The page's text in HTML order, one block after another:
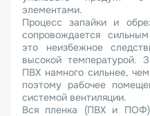
элементами.
Процесс запайки и
сопровождается
это неизбежное
высокой температурой.
ПВХ намного сильнее,
поэтому рабочее
системой вентиляции.
Вся пленка (ПВХ и